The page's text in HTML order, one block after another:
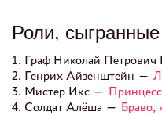
Роли,
1. Граф Николай Петрович
2. Генрих Айзенштейн —
3. Мистер Икс —
4. Солдат Алёша — Браво,